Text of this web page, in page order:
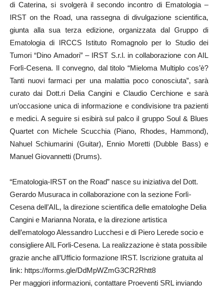
di Caterina, si svolgerà il secondo incontro di Ematologia –
IRST on the Road, una rassegna di divulgazione scientifica,
giunta alla sua terza edizione, organizzata dal Gruppo di
Ematologia di IRCCS Istituto Romagnolo per lo Studio dei
Tumori “Dino Amadori” – IRST S.r.l. in collaborazione con AIL
Forlì-Cesena. Il convegno, dal titolo “Mieloma Multiplo cos’è?
Tanti nuovi farmaci per una malattia poco conosciuta”, sarà
curato dai Dott.ri Delia Cangini e Claudio Cerchione e sarà
un’occasione unica di informazione e condivisione tra pazienti
e medici. A seguire si esibirà sul palco il gruppo Soul & Blues
Quartet con Michele Scucchia (Piano, Rhodes, Hammond),
Nahuel Schiumarini (Guitar), Ennio Moretti (Dubble Bass) e
Manuel Giovannetti (Drums).
“Ematologia-IRST on the Road” nasce su iniziativa del Dott.
Gerardo Musuraca in collaborazione con la sezione Forlì-
Cesena dell’AIL, la direzione scientifica delle ematologhe Delia
Cangini e Marianna Norata, e la direzione artistica
dell’ematologo Alessandro Lucchesi e di Piero Lerede socio e
consigliere AIL Forli-Cesena. La realizzazione è stata possibile
grazie anche all’Ufficio formazione IRST. Iscrizione gratuita al
link: https://forms.gle/DdMpWZmG3CR2Rhtt8
Per maggiori informazioni, contattare Proeventi SRL inviando